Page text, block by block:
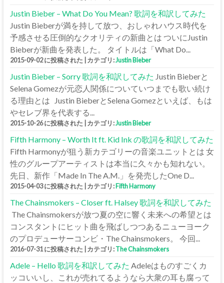
Justin Bieber – What Do You Mean? 歌詞を和訳してみた
Justin Bieberが満を持して放つ、おしゃれハウス時代を
予感させる圧倒的なクオリティの新曲とは ついにJustin
Bieberが新曲を発表した。 タイトルは「What Do...
2015-09-02 に投稿された カテゴリ:Justin Bieber
Justin Bieber – Sorry 歌詞を和訳してみた Justin Bieberと
Selena Gomezが元恋人関係についていつまでも歌い続け
る理由とは Justin BieberとSelena Gomezといえば、もは
やセレブ界を代表する...
2015-10-26 に投稿された カテゴリ:Justin Bieber
Fifth Harmony – Worth It ft. Kid Ink の歌詞を和訳してみた
Fifth Harmonyが狙う新カテゴリーの音楽ユニットとは 女
性のグループアーティストは本当に久々かも知れない。
先日、新作「Made In The A.M.」を発売したOne D...
2015-04-03 に投稿された カテゴリ:Fifth Harmony
The Chainsmokers – Closer ft. Halsey 歌詞を和訳してみた
The Chainsmokersが放つ夏の空に響く未来への希望とは
コンスタントにヒット曲を飛ばしつつあるニューヨーク
のプロデューサーコンビ・The Chainsmokers。 今回...
2016-07-31 に投稿された カテゴリ:The Chainsmokers
Adele – Hello 歌詞を和訳してみた Adeleはものすごくカ
ッコいいし、これが売れてるようなら大衆の耳も腐って